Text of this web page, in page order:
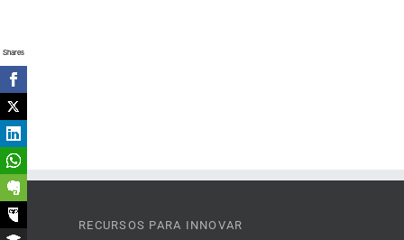
RECURSOS PARA INNOVAR
Shares